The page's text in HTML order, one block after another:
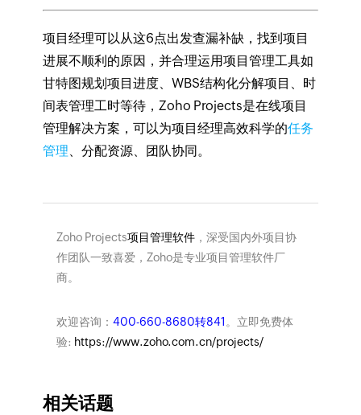
项目经理可以从这6点出发查漏补缺，找到项目
进展不顺利的原因，并合理运用项目管理工具如
甘特图规划项目进度、WBS结构化分解项目、时
间表管理工时等待，Zoho Projects是在线项目
管理解决方案，可以为项目经理高效科学的任务
管理 、分配资源、团队协同。
Zoho Projects项目管理软件，深受国内外项目协
作团队一致喜爱，Zoho是专业项目管理软件厂
商。
欢迎咨询： 400-660-8680转841 。立即免费体
验: https://www.zoho.com.cn/projects/
相关话题